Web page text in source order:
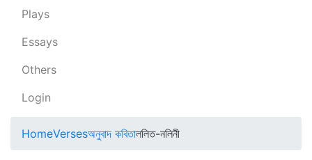
Plays
Essays
Others
Login
HomeVersesঅনুবাদ কবিতাললিত-নলিনী